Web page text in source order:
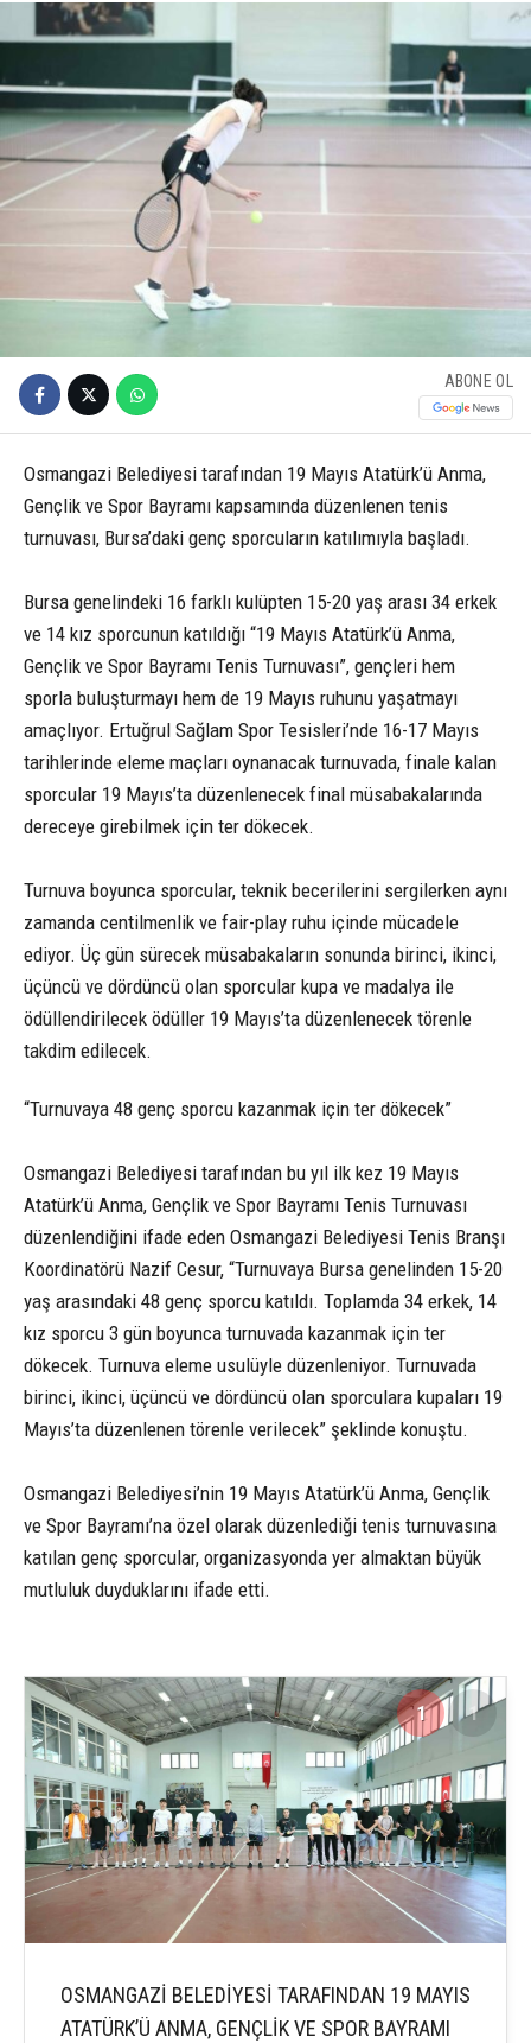
ABONE OL
Osmangazi Belediyesi tarafından 19 Mayıs Atatürk’ü Anma,
Gençlik ve Spor Bayramı kapsamında düzenlenen tenis
turnuvası, Bursa’daki genç sporcuların katılımıyla başladı.
Bursa genelindeki 16 farklı kulüpten 15-20 yaş arası 34 erkek
ve 14 kız sporcunun katıldığı “19 Mayıs Atatürk’ü Anma,
Gençlik ve Spor Bayramı Tenis Turnuvası”, gençleri hem
sporla buluşturmayı hem de 19 Mayıs ruhunu yaşatmayı
amaçlıyor. Ertuğrul Sağlam Spor Tesisleri’nde 16-17 Mayıs
tarihlerinde eleme maçları oynanacak turnuvada, finale kalan
sporcular 19 Mayıs’ta düzenlenecek final müsabakalarında
dereceye girebilmek için ter dökecek.
Turnuva boyunca sporcular, teknik becerilerini sergilerken aynı
zamanda centilmenlik ve fair-play ruhu içinde mücadele
ediyor. Üç gün sürecek müsabakaların sonunda birinci, ikinci,
üçüncü ve dördüncü olan sporcular kupa ve madalya ile
ödüllendirilecek ödüller 19 Mayıs’ta düzenlenecek törenle
takdim edilecek.
“Turnuvaya 48 genç sporcu kazanmak için ter dökecek”
Osmangazi Belediyesi tarafından bu yıl ilk kez 19 Mayıs
Atatürk’ü Anma, Gençlik ve Spor Bayramı Tenis Turnuvası
düzenlendiğini ifade eden Osmangazi Belediyesi Tenis Branşı
Koordinatörü Nazif Cesur, “Turnuvaya Bursa genelinden 15-20
yaş arasındaki 48 genç sporcu katıldı. Toplamda 34 erkek, 14
kız sporcu 3 gün boyunca turnuvada kazanmak için ter
dökecek. Turnuva eleme usulüyle düzenleniyor. Turnuvada
birinci, ikinci, üçüncü ve dördüncü olan sporculara kupaları 19
Mayıs’ta düzenlenen törenle verilecek” şeklinde konuştu.
Osmangazi Belediyesi’nin 19 Mayıs Atatürk’ü Anma, Gençlik
ve Spor Bayramı’na özel olarak düzenlediği tenis turnuvasına
katılan genç sporcular, organizasyonda yer almaktan büyük
mutluluk duyduklarını ifade etti.
1 1
OSMANGAZİ BELEDİYESİ TARAFINDAN 19 MAYIS
ATATÜRK’Ü ANMA, GENÇLİK VE SPOR BAYRAMI